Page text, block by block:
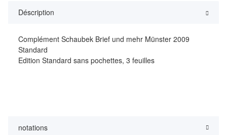
Déscription
Complément Schaubek Brief und mehr Münster 2009
Standard
Edition Standard sans pochettes, 3 feuilles
notations